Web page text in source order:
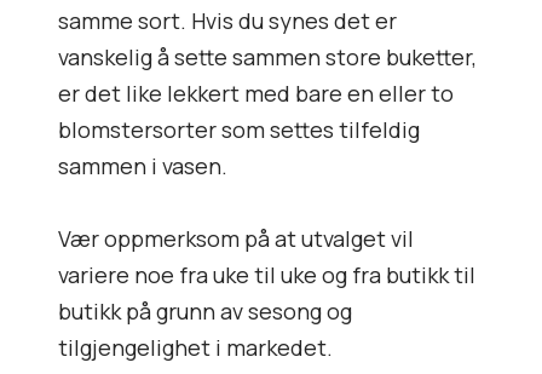
samme sort. Hvis du synes det er
vanskelig å sette sammen store buketter,
er det like lekkert med bare en eller to
blomstersorter som settes tilfeldig
sammen i vasen.
Vær oppmerksom på at utvalget vil
variere noe fra uke til uke og fra butikk til
butikk på grunn av sesong og
tilgjengelighet i markedet.